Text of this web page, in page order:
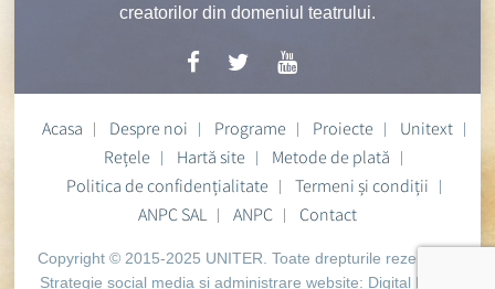
creatorilor din domeniul teatrului.
Acasa Despre noi Programe Proiecte
Unitext
Rețele
Hartă site
Metode de plată
Politica de confidențialitate
Termeni și condiții
ANPC SAL
ANPC Contact
Copyright © 2015-2025 UNITER. Toate drepturile rezervate.
Strategie social media si administrare website: Digital Heart